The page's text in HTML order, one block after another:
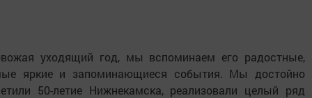
уходящий год, мы вспоминаем его радостные,
яркие и запоминающиеся события. Мы достойно
50-летие Нижнекамска, реализовали целый ряд